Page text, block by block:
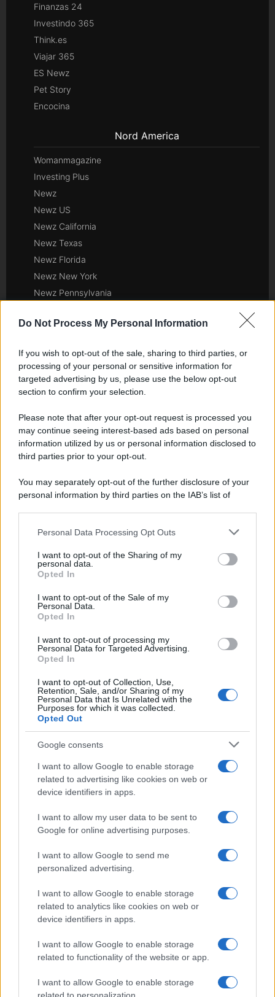
Do Not Process My Personal Information
If you wish to opt-out of the sale, sharing to third parties, or
processing of your personal or sensitive information for
targeted advertising by us, please use the below opt-out
section to confirm your selection.
Please note that after your opt-out request is processed you
may continue seeing interest-based ads based on personal
information utilized by us or personal information disclosed to
third parties prior to your opt-out.
You may separately opt-out of the further disclosure of your
personal information by third parties on the IAB’s list of
This information may also be disclosed by us to third parties
disclose it to other third parties.
Please note that this website/app uses one or more Google
services and may gather and store information including but
not limited to your visit or usage behaviour. You may click to
grant or deny consent to Google and its third-party tags to
consent section.
Personal Data Processing Opt Outs
I want to opt-out of the Sharing of my
personal data.
Opted In
I want to opt-out of the Sale of my
Personal Data.
Opted In
I want to opt-out of processing my
Personal Data for Targeted Advertising.
Opted In
I want to opt-out of Collection, Use,
Retention, Sale, and/or Sharing of my
Personal Data that Is Unrelated with the
Purposes for which it was collected.
Opted Out
Google consents
I want to allow Google to enable storage
related to advertising like cookies on web or
device identifiers in apps.
I want to allow my user data to be sent to
Google for online advertising purposes.
I want to allow Google to send me
personalized advertising.
I want to allow Google to enable storage
related to analytics like cookies on web or
device identifiers in apps.
I want to allow Google to enable storage
related to functionality of the website or app.
I want to allow Google to enable storage
Finanzas 24
Investindo 365
Think.es
Viajar 365
ES Newz
Pet Story
Encocina
Nord America
Womanmagazine
Investing Plus
Newz
Newz US
Newz California
Newz Texas
Newz Florida
Newz New York
Newz Pennsylvania
Newz Ohio
Hig Tech Mag
Scoop Mag
Lgbtqia News
Day Travel 365
Home Magazine 365
Cineverse Magazine
Francia
InvestirMag
Investieren24
UK
Lgbtq News
Olanda